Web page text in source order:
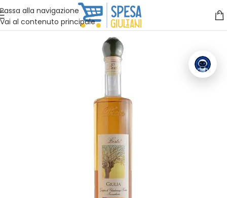
Passa alla navigazione
Vai al contenuto principale
Vuoi assistenza?Clicca qui e ti richiamiamo noi